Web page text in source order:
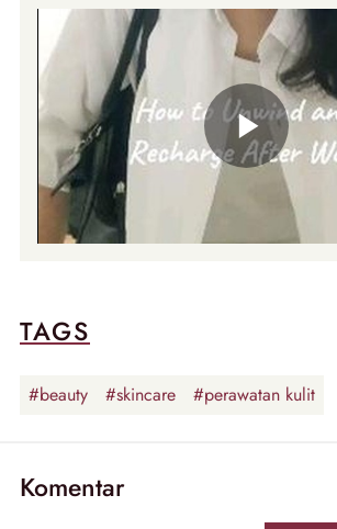
TAGS
#beauty #skincare #perawatan kulit
Komentar